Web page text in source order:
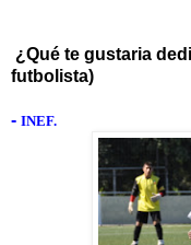
¿Qué te gustaria
futbolista)
- INEF.